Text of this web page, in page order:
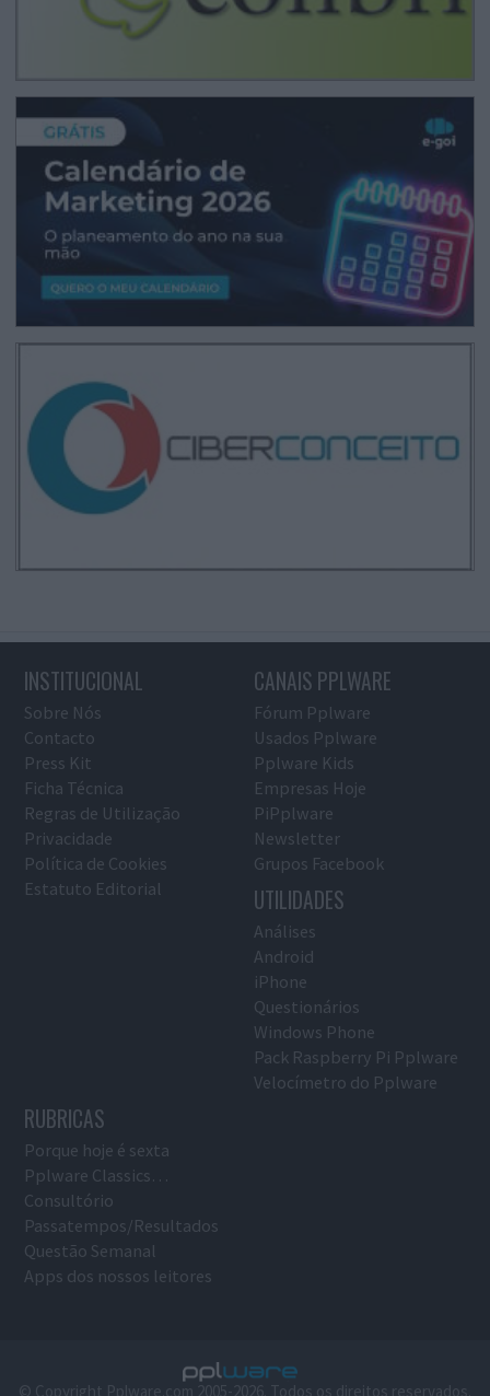
INSTITUCIONAL
Sobre Nós
Contacto
Press Kit
Ficha Técnica
Regras de Utilização
Privacidade
Política de Cookies
Estatuto Editorial
CANAIS PPLWARE
Fórum Pplware
Usados Pplware
Pplware Kids
Empresas Hoje
PiPplware
Newsletter
Grupos Facebook
UTILIDADES
Análises
Android
iPhone
Questionários
Windows Phone
Pack Raspberry Pi Pplware
Velocímetro do Pplware
RUBRICAS
Porque hoje é sexta
Pplware Classics…
Consultório
Passatempos/Resultados
Questão Semanal
Apps dos nossos leitores
© Copyright Pplware.com 2005-2026. Todos os direitos reservados.